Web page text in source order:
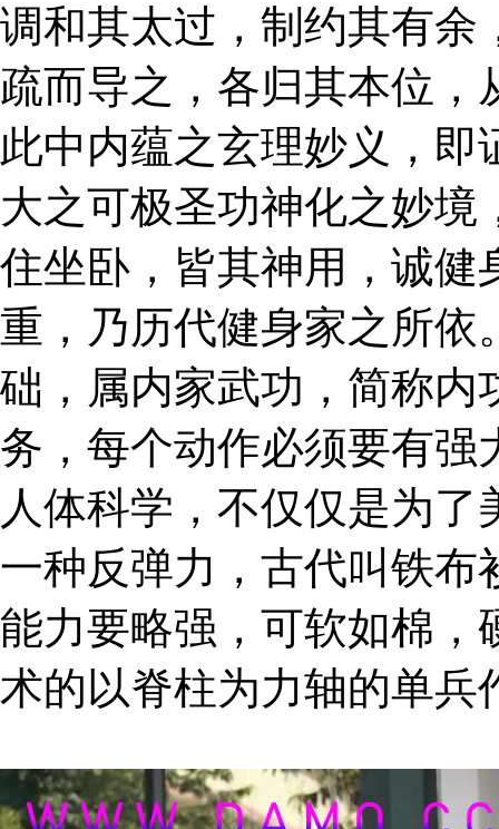
调和其太过，制约其有余
疏而导之，各归其本位
此中内蕴之玄理妙义，
大之可极圣功神化之妙
住坐卧，皆其神用，诚健
重，乃历代健身家之所依
础，属内家武功，简称内
务，每个动作必须要有强
人体科学，不仅仅是为
一种反弹力，古代叫铁布
能力要略强，可软如棉，
术的以脊柱为力轴的单兵